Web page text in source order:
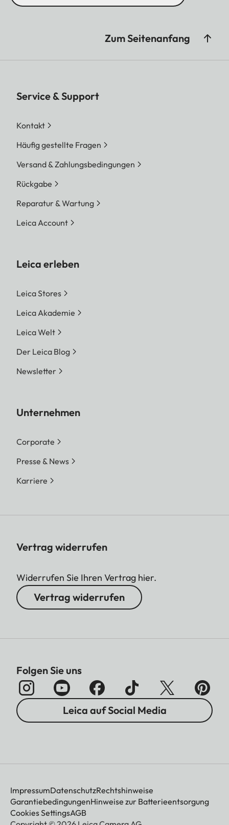
Zum Seitenanfang
Service & Support
Kontakt
Häufig gestellte Fragen
Versand & Zahlungsbedingungen
Rückgabe
Reparatur & Wartung
Leica Account
Leica erleben
Leica Stores
Leica Akademie
Leica Welt
Der Leica Blog
Newsletter
Unternehmen
Corporate
Presse & News
Karriere
Vertrag widerrufen
Widerrufen Sie Ihren Vertrag hier.
Vertrag widerrufen
Folgen Sie uns
Leica auf Social Media
ImpressumDatenschutzRechtshinweise
GarantiebedingungenHinweise zur Batterieentsorgung
Cookies SettingsAGB